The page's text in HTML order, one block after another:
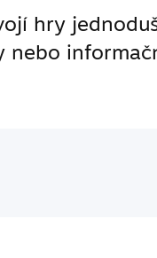
hry
nebo